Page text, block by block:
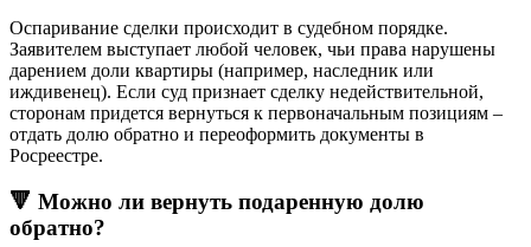
Оспаривание сделки происходит в судебном порядке.
Заявителем выступает любой человек, чьи права нарушены
дарением доли квартиры (например, наследник или
иждивенец). Если суд признает сделку недействительной,
сторонам придется вернуться к первоначальным позициям –
отдать долю обратно и переоформить документы в
Росреестре.
🔻 Можно ли вернуть подаренную долю
обратно?